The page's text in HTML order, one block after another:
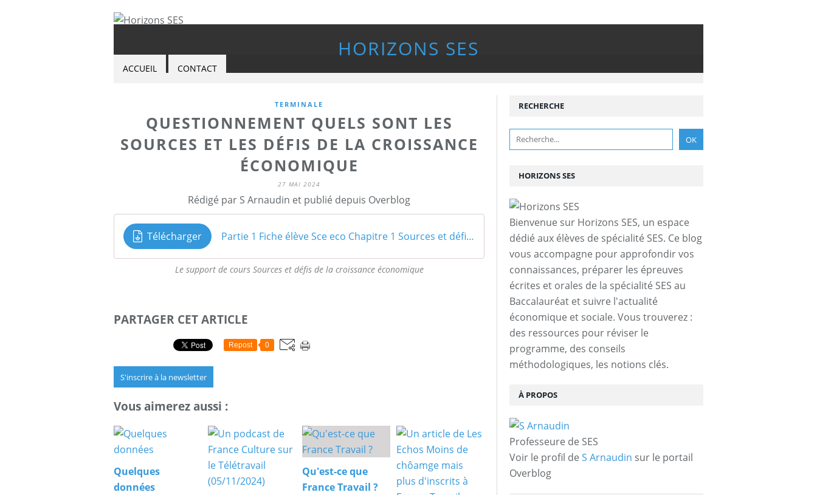
HORIZONS SES
ACCUEIL CONTACT
TERMINALE
QUESTIONNEMENT QUELS SONT LES
SOURCES ET LES DÉFIS DE LA CROISSANCE
ÉCONOMIQUE
27 MAI 2024
Rédigé par S Arnaudin et publié depuis Overblog
Télécharger Partie 1 Fiche élève Sce eco Chapitre 1 Sources et défis de la croissance nathan
Le support de cours Sources et défis de la croissance économique
PARTAGER CET ARTICLE
Repost 0
S'inscrire à la newsletter
Vous aimerez aussi :
Quelques
données
Qu'est-ce que
France Travail ?
RECHERCHE
HORIZONS SES
Bienvenue sur Horizons SES, un espace
dédié aux élèves de spécialité SES. Ce blog
vous accompagne pour approfondir vos
connaissances, préparer les épreuves
écrites et orales de la spécialité SES au
Baccalauréat et suivre l'actualité
économique et sociale. Vous trouverez :
des ressources pour réviser le
programme, des conseils
méthodologiques, les notions clés.
À PROPOS
Professeure de SES
Voir le profil de S Arnaudin sur le portail
Overblog